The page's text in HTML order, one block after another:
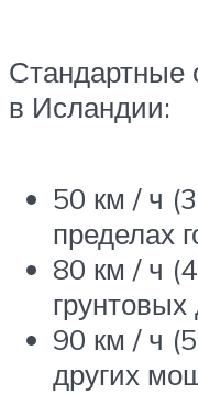
Стандартные
в Исландии:
50 км / ч
пределах
80 км / ч
грунтовых
90 км / ч
других